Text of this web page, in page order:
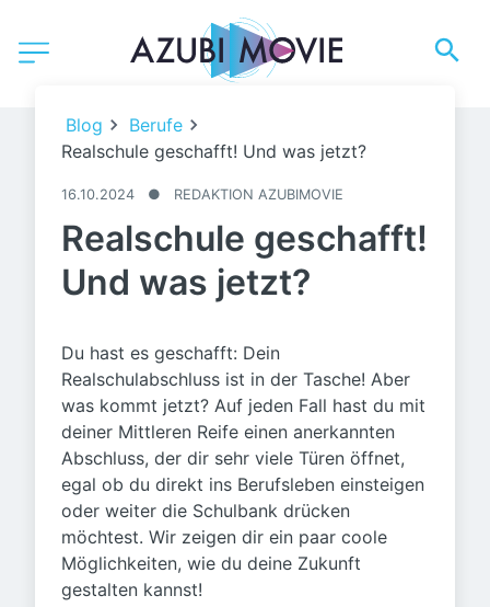
©️ Prostock-studio / Adobe Stock
Blog
Berufe
Realschule geschafft! Und was jetzt?
16.10.2024 ● REDAKTION AZUBIMOVIE
Realschule geschafft!
Und was jetzt?
Du hast es geschafft: Dein
Realschulabschluss ist in der Tasche! Aber
was kommt jetzt? Auf jeden Fall hast du mit
deiner Mittleren Reife einen anerkannten
Abschluss, der dir sehr viele Türen öffnet,
egal ob du direkt ins Berufsleben einsteigen
oder weiter die Schulbank drücken
möchtest. Wir zeigen dir ein paar coole
Möglichkeiten, wie du deine Zukunft
gestalten kannst!